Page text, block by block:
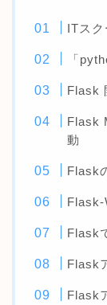
ITスク
「
Flask
Flask
動
Flask
Flask-
Flask
Flask
Flask